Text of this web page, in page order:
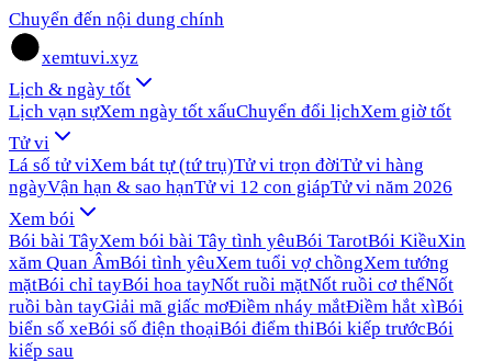
Chuyển đến nội dung chính
xemtuvi.xyz
Lịch & ngày tốt
Lịch vạn sựXem ngày tốt xấuChuyển đổi lịchXem giờ tốt
Tử vi
Lá số tử viXem bát tự (tứ trụ)Tử vi trọn đờiTử vi hàng
ngàyVận hạn & sao hạnTử vi 12 con giápTử vi năm 2026
Xem bói
Bói bài TâyXem bói bài Tây tình yêuBói TarotBói KiềuXin
xăm Quan ÂmBói tình yêuXem tuổi vợ chồngXem tướng
mặtBói chỉ tayBói hoa tayNốt ruồi mặtNốt ruồi cơ thểNốt
ruồi bàn tayGiải mã giấc mơĐiềm nháy mắtĐiềm hắt xìBói
biển số xeBói số điện thoạiBói điểm thiBói kiếp trướcBói
kiếp sau